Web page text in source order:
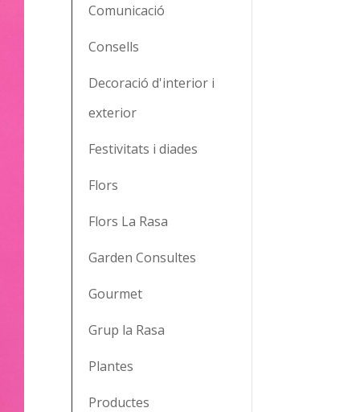
Comunicació
Consells
Decoració d'interior i
exterior
Festivitats i diades
Flors
Flors La Rasa
Garden Consultes
Gourmet
Grup la Rasa
Plantes
Productes